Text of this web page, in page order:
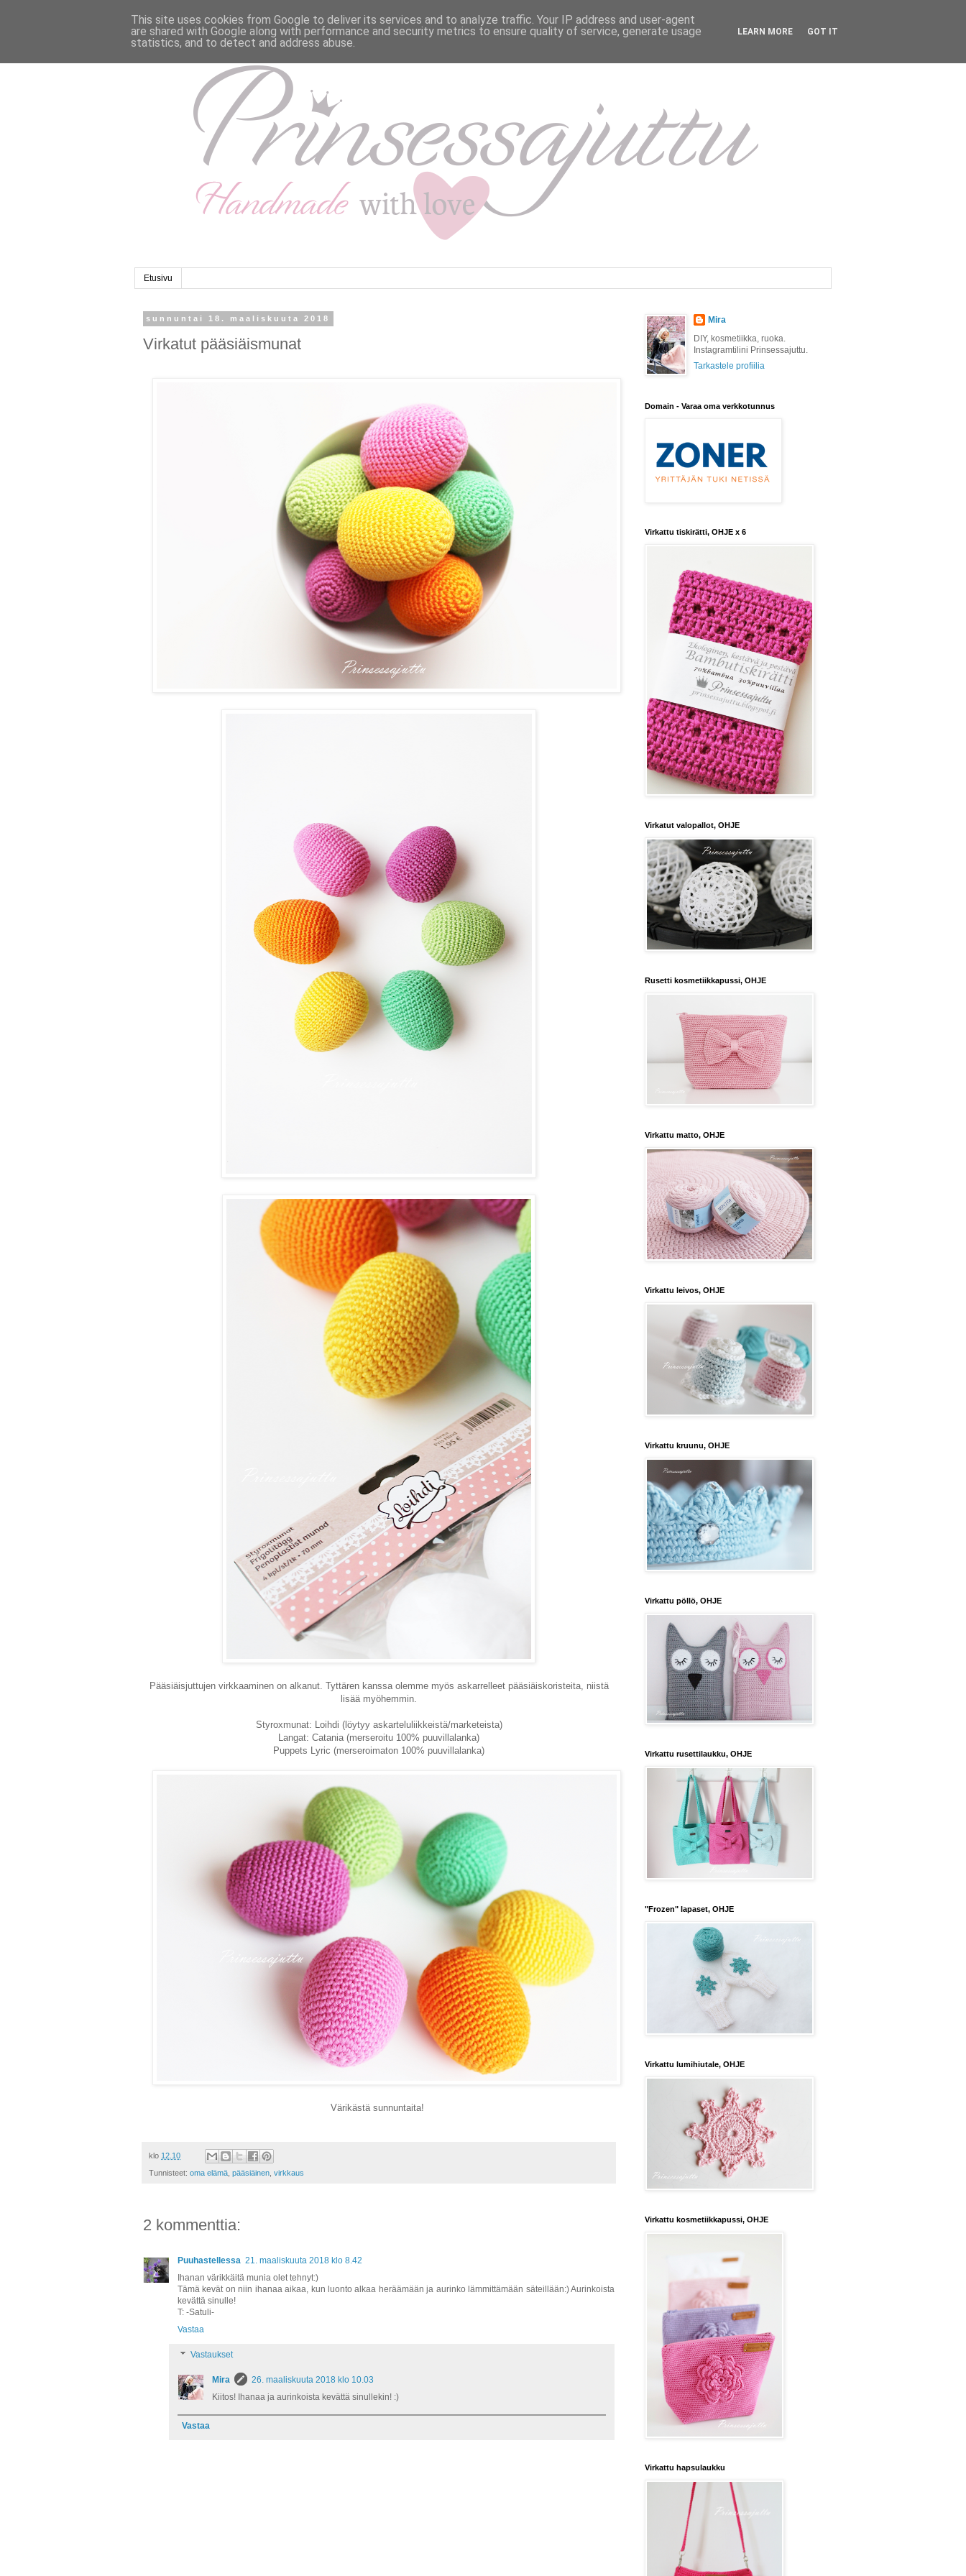
Etusivu
sunnuntai 18. maaliskuuta 2018
Virkatut pääsiäismunat
Pääsiäisjuttujen virkkaaminen on alkanut. Tyttären kanssa olemme myös askarrelleet pääsiäiskoristeita, niistä
lisää myöhemmin.
Styroxmunat: Loihdi (löytyy askarteluliikkeistä/marketeista)
Langat: Catania (merseroitu 100% puuvillalanka)
Puppets Lyric (merseroimaton 100% puuvillalanka)
Värikästä sunnuntaita!
klo 12.10
Tunnisteet: oma elämä, pääsiäinen, virkkaus
2 kommenttia:
Puuhastellessa 21. maaliskuuta 2018 klo 8.42
Ihanan värikkäitä munia olet tehnyt:)
Tämä kevät on niin ihanaa aikaa, kun luonto alkaa heräämään ja aurinko lämmittämään säteillään:) Aurinkoista
kevättä sinulle!
T: -Satuli-
Vastaa
Vastaukset
Mira
26. maaliskuuta 2018 klo 10.03
Kiitos! Ihanaa ja aurinkoista kevättä sinullekin! :)
Vastaa
Mira
DIY, kosmetiikka, ruoka.
Instagramtilini Prinsessajuttu.
Tarkastele profiilia
Domain - Varaa oma verkkotunnus
Virkattu tiskirätti, OHJE x 6
Virkatut valopallot, OHJE
Rusetti kosmetiikkapussi, OHJE
Virkattu matto, OHJE
Virkattu leivos, OHJE
Virkattu kruunu, OHJE
Virkattu pöllö, OHJE
Virkattu rusettilaukku, OHJE
"Frozen" lapaset, OHJE
Virkattu lumihiutale, OHJE
Virkattu kosmetiikkapussi, OHJE
Virkattu hapsulaukku
This site uses cookies from Google to deliver its services and to analyze traffic. Your IP address and user-agent
are shared with Google along with performance and security metrics to ensure quality of service, generate usage
statistics, and to detect and address abuse.
LEARN MORE GOT IT